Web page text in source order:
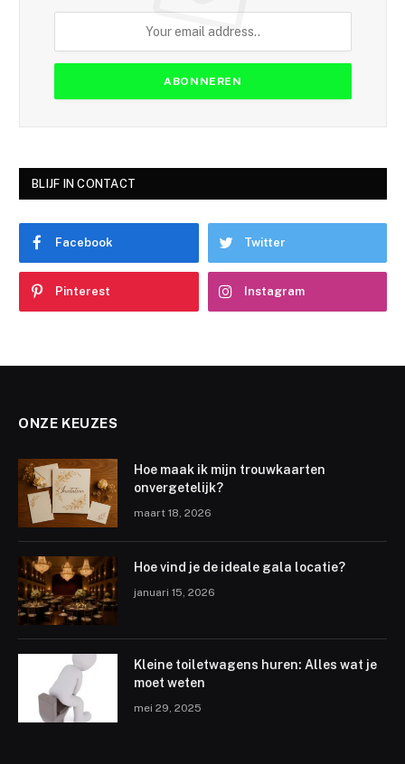
BLIJF IN CONTACT
Facebook Twitter
Pinterest Instagram
ONZE KEUZES
Hoe maak ik mijn trouwkaarten
onvergetelijk?
maart 18, 2026
Hoe vind je de ideale gala locatie?
januari 15, 2026
Kleine toiletwagens huren: Alles wat je
moet weten
mei 29, 2025